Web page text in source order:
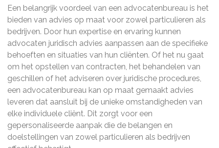
Een belangrijk voordeel van een advocatenbureau is het
bieden van advies op maat voor zowel particulieren als
bedrijven. Door hun expertise en ervaring kunnen
advocaten juridisch advies aanpassen aan de specifieke
behoeften en situaties van hun cliënten. Of het nu gaat
om het opstellen van contracten, het behandelen van
geschillen of het adviseren over juridische procedures,
een advocatenbureau kan op maat gemaakt advies
leveren dat aansluit bij de unieke omstandigheden van
elke individuele cliënt. Dit zorgt voor een
gepersonaliseerde aanpak die de belangen en
doelstellingen van zowel particulieren als bedrijven